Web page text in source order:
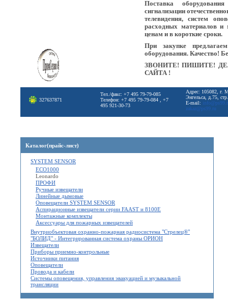
Поставка
сигнализации
телевидения, систем
расходных материалов и
ценам и в короткие сроки.
При закупке
оборудования. Качество!
ЗВОНИТЕ! ПИШИТЕ!
САЙТА !
327637871
Тел./факс: +7 495 79-79-085
Телефон: +7 495 79-79-084 , +7
495 921-30-73
Адрес: 105082, г.
Энгельса, д.75,
E-mail:
zakaz@ps99.ru
Каталог(прайс-лист)
SYSTEM SENSOR
ECO1000
Leonardo
ПРОФИ
Ручные извещатели
Линейные дымовые
Оповещатели SYSTEM SENSOR
Аспирационные извещатели серии FAAST и 8100Е
Монтажные комплекты
Аксессуары для пожарных извещателей
Внутриобъектовая охранно-пожарная радиосистема "Стрелец®"
"БОЛИД" - Интегрированная система охраны ОРИОН
Извещатели
Приборы приемно-контрольные
Источники питания
Оповещатели
Провода и кабели
Системы оповещения, управления эвакуацией и музыкальной
трансляции